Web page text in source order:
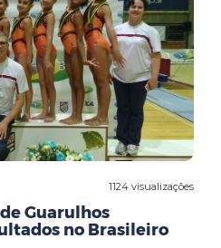
1124 visualizações
Guarulhos
no Brasileiro